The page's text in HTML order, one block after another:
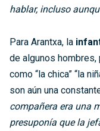
hablar, incluso
Para Arantxa, la
de algunos
como “la chica” “la
son aún una
compañera era una
presuponía que la